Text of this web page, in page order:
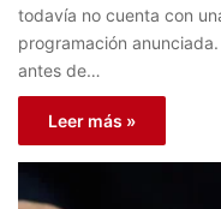
todavía no cuenta con
programación
antes de…
Leer más »